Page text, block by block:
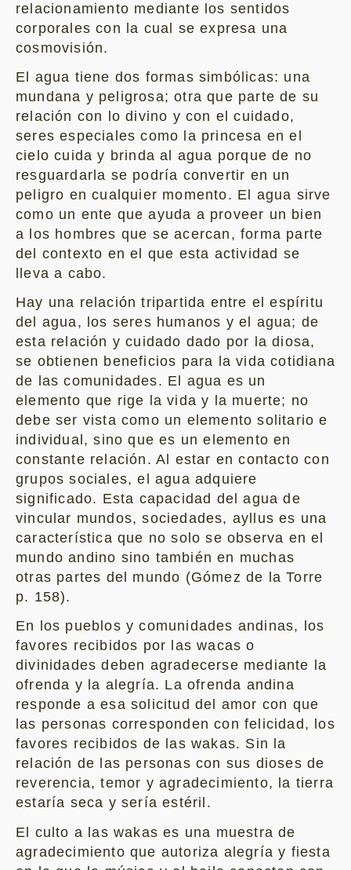
relacionamiento mediante los sentidos
corporales con la cual se expresa una
cosmovisión.
El agua tiene dos formas simbólicas: una
mundana y peligrosa; otra que parte de su
relación con lo divino y con el cuidado,
seres especiales como la princesa en el
cielo cuida y brinda al agua porque de no
resguardarla se podría convertir en un
peligro en cualquier momento. El agua sirve
como un ente que ayuda a proveer un bien
a los hombres que se acercan, forma parte
del contexto en el que esta actividad se
lleva a cabo.
Hay una relación tripartida entre el espíritu
del agua, los seres humanos y el agua; de
esta relación y cuidado dado por la diosa,
se obtienen beneficios para la vida cotidiana
de las comunidades. El agua es un
elemento que rige la vida y la muerte; no
debe ser vista como un elemento solitario e
individual, sino que es un elemento en
constante relación. Al estar en contacto con
grupos sociales, el agua adquiere
significado. Esta capacidad del agua de
vincular mundos, sociedades, ayllus es una
característica que no solo se observa en el
mundo andino sino también en muchas
otras partes del mundo (Gómez de la Torre
p. 158).
En los pueblos y comunidades andinas, los
favores recibidos por las wacas o
divinidades deben agradecerse mediante la
ofrenda y la alegría. La ofrenda andina
responde a esa solicitud del amor con que
las personas corresponden con felicidad, los
favores recibidos de las wakas. Sin la
relación de las personas con sus dioses de
reverencia, temor y agradecimiento, la tierra
estaría seca y sería estéril.
El culto a las wakas es una muestra de
agradecimiento que autoriza alegría y fiesta